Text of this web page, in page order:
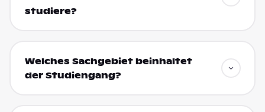
studiere?
Welches Sachgebiet beinhaltet
der Studiengang?